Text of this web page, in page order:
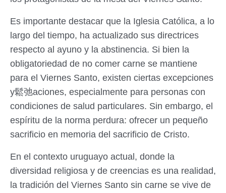
Es importante destacar que la Iglesia Católica, a lo
largo del tiempo, ha actualizado sus directrices
respecto al ayuno y la abstinencia. Si bien la
obligatoriedad de no comer carne se mantiene
para el Viernes Santo, existen ciertas excepciones
y鬆弛aciones, especialmente para personas con
condiciones de salud particulares. Sin embargo, el
espíritu de la norma perdura: ofrecer un pequeño
sacrificio en memoria del sacrificio de Cristo.
En el contexto uruguayo actual, donde la
diversidad religiosa y de creencias es una realidad,
la tradición del Viernes Santo sin carne se vive de